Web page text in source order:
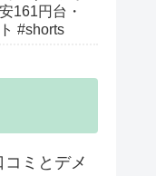
161円台・
#shorts
ミとデメ